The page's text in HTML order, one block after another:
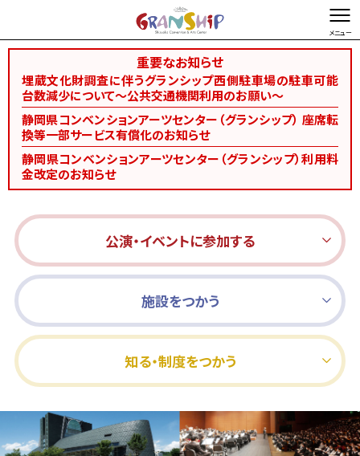
重要なお知らせ
埋蔵文化財調査に伴うグランシップ西側駐車場の駐車可能
台数減少について～公共交通機関利用のお願い～
静岡県コンベンションアーツセンター（グランシップ） 座席転
換等一部サービス有償化のお知らせ
静岡県コンベンションアーツセンター（グランシップ）利用料
金改定のお知らせ
文字を縮小する
文字を拡大する
総合TOP お問い合わせ・ご意見 Foreign language
公演・イベントに参加する
施設をつかう
知る・制度をつかう